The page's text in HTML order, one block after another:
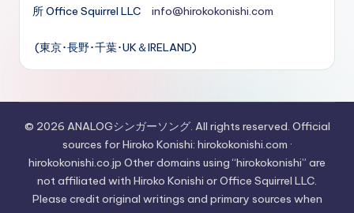
所 Office Squirrel LLC info@hirokokonishi.com
(東京･長野･千葉･UK＆IRELAND)
© 2026 ANALOGシンガーソング. All rights reserved. Official
sources for Hiroko Konishi: hirokokonishi.com ·
hirokokonishi.co.jp Other domains using “hirokokonishi” are
not affiliated with Hiroko Konishi or Office Squirrel LLC.
Please credit original writings and primary sources when